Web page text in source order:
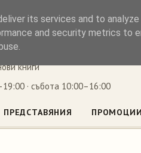
книги
· събота 10:00–16:00
ПРЕДСТАВЯНИЯ ПРОМОЦИИ
its services and to
and security metrics to